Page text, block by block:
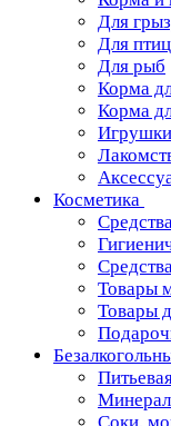
Для
Для птиц
Для рыб
Корма
Корма
Косметика
Товары
Товары